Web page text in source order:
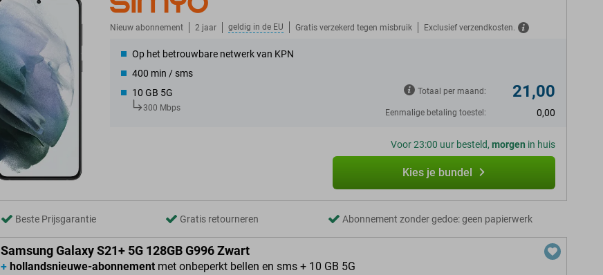
Nieuw abonnement 2 jaar geldig in de EU Gratis verzekerd tegen misbruik Exclusief verzendkosten.
Op het betrouwbare netwerk van KPN
400 min / sms
10 GB 5G
300 Mbps
Totaal per maand: 21,00
Eenmalige betaling toestel: 0,00
Voor 23:00 uur besteld, morgen in huis
Kies je bundel
Beste Prijsgarantie Gratis retourneren Abonnement zonder gedoe: geen papierwerk
Samsung Galaxy S21+ 5G 128GB G996 Zwart
+ hollandsnieuwe-abonnement met onbeperkt bellen en sms + 10 GB 5G